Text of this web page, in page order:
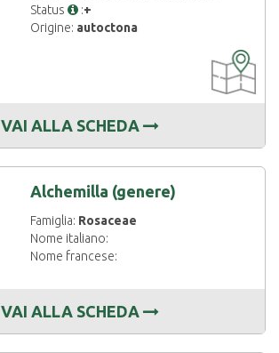
Status
:+
Origine: autoctona
DISPONIBILE
VAI ALLA SCHEDA
Alchemilla (genere)
Famiglia: Rosaceae
Nome italiano:
Nome francese:
VAI ALLA SCHEDA